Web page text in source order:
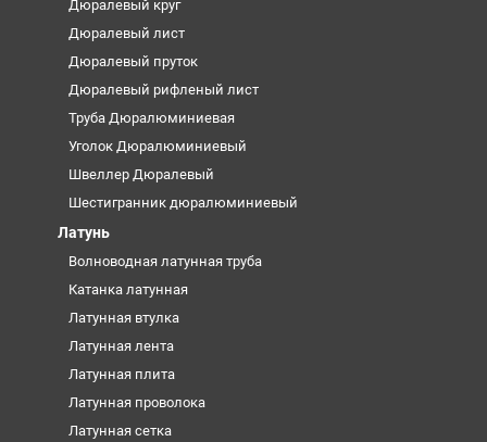
Дюралевый круг
Дюралевый лист
Дюралевый пруток
Дюралевый рифленый лист
Труба Дюралюминиевая
Уголок Дюралюминиевый
Швеллер Дюралевый
Шестигранник дюралюминиевый
Латунь
Волноводная латунная труба
Катанка латунная
Латунная втулка
Латунная лента
Латунная плита
Латунная проволока
Латунная сетка